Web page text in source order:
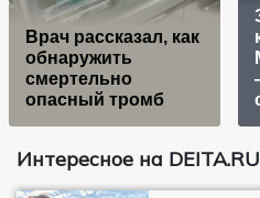
Врач рассказал, как
обнаружить
смертельно
опасный тромб
Интересное на DEITA.RU